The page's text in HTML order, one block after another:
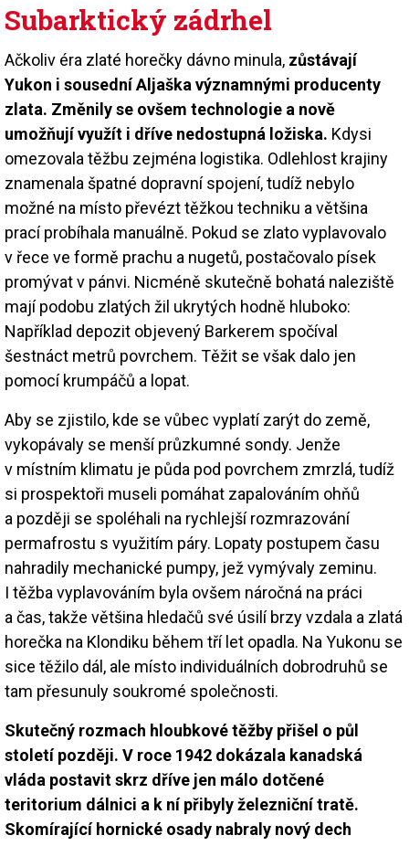
Subarktický zádrhel
Ačkoliv éra zlaté horečky dávno minula, zůstávají
Yukon i sousední Aljaška významnými producenty
zlata. Změnily se ovšem technologie a nově
umožňují využít i dříve nedostupná ložiska. Kdysi
omezovala těžbu zejména logistika. Odlehlost krajiny
znamenala špatné dopravní spojení, tudíž nebylo
možné na místo převézt těžkou techniku a většina
prací probíhala manuálně. Pokud se zlato vyplavovalo
v řece ve formě prachu a nugetů, postačovalo písek
promývat v pánvi. Nicméně skutečně bohatá naleziště
mají podobu zlatých žil ukrytých hodně hluboko:
Například depozit objevený Barkerem spočíval
šestnáct metrů povrchem. Těžit se však dalo jen
pomocí krumpáčů a lopat.
Aby se zjistilo, kde se vůbec vyplatí zarýt do země,
vykopávaly se menší průzkumné sondy. Jenže
v místním klimatu je půda pod povrchem zmrzlá, tudíž
si prospektoři museli pomáhat zapalováním ohňů
a později se spoléhali na rychlejší rozmrazování
permafrostu s využitím páry. Lopaty postupem času
nahradily mechanické pumpy, jež vymývaly zeminu.
I těžba vyplavováním byla ovšem náročná na práci
a čas, takže většina hledačů své úsilí brzy vzdala a zlatá
horečka na Klondiku během tří let opadla. Na Yukonu se
sice těžilo dál, ale místo individuálních dobrodruhů se
tam přesunuly soukromé společnosti.
Skutečný rozmach hloubkové těžby přišel o půl
století později. V roce 1942 dokázala kanadská
vláda postavit skrz dříve jen málo dotčené
teritorium dálnici a k ní přibyly železniční tratě.
Skomírající hornické osady nabraly nový dech